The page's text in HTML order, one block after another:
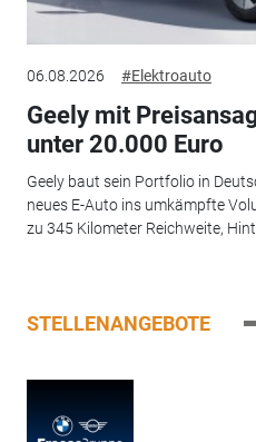
06.08.2026 #Elektroauto
Geely mit
unter 20.000 Euro
Geely baut sein Portfolio in
neues E-Auto ins umkämpfte
zu 345 Kilometer Reichweite,
STELLENANGEBOTE